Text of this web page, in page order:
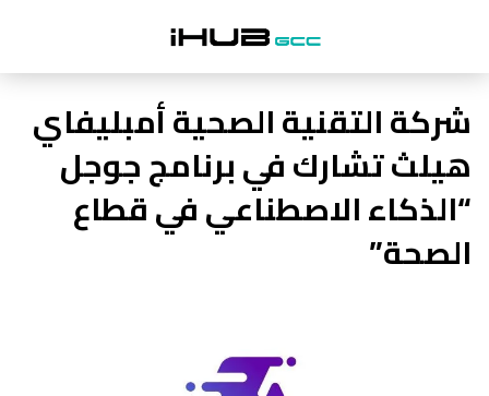
شركة التقنية الصحية أمبليفاي
هيلث تشارك في برنامج جوجل
“الذكاء الاصطناعي في قطاع
الصحة”